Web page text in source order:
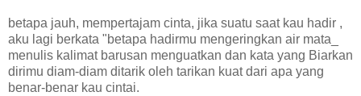
betapa jauh, mempertajam cinta, jika suatu saat kau hadir ,
aku lagi berkata "betapa hadirmu mengeringkan air mata_
menulis kalimat barusan menguatkan dan kata yang Biarkan
dirimu diam-diam ditarik oleh tarikan kuat dari apa yang
benar-benar kau cintai.